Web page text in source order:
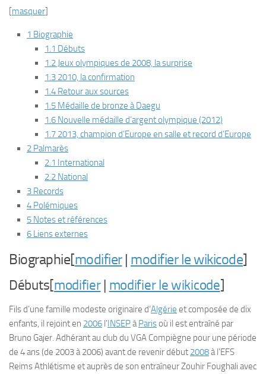
[masquer]
1 Biographie
1.1 Débuts
1.2 Jeux olympiques de 2008, la surprise
1.3 2010, la confirmation
1.4 Retour aux sources
1.5 Médaille de bronze à Daegu
1.6 Nouvelle médaille d’argent olympique (2012)
1.7 2013, champion d’Europe en salle et record d’Europe
2 Palmarès
2.1 International
2.2 National
3 Records
4 Polémiques
5 Notes et références
6 Liens externes
Biographie[modifier| modifier le wikicode]
Débuts[modifier| modifier le wikicode]
Fils d’une famille modeste originaire d’Algérie et composée de dix
enfants, il rejoint en 2006 l’INSEPàParisoù il est entraîné par
Bruno Gajer. Adhérant au club du VGA Compiègne pour une période
de 4 ans (de 2003 à 2006) avant de revenir début 2008à l’EFS
Reims Athlétisme et auprès de son entraîneur Zouhir Foughali avec